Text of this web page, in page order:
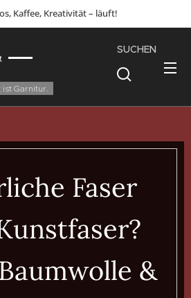
Kaffee, Kreativität – läuft!
Garnitur.
SUCHEN
Faser
&